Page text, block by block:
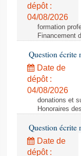
dépôt :
04/08/2026
formation
Financement
Question écrite
Date de
dépôt :
04/08/2026
donations et
Honoraires
Question écrite
Date de
dépôt :